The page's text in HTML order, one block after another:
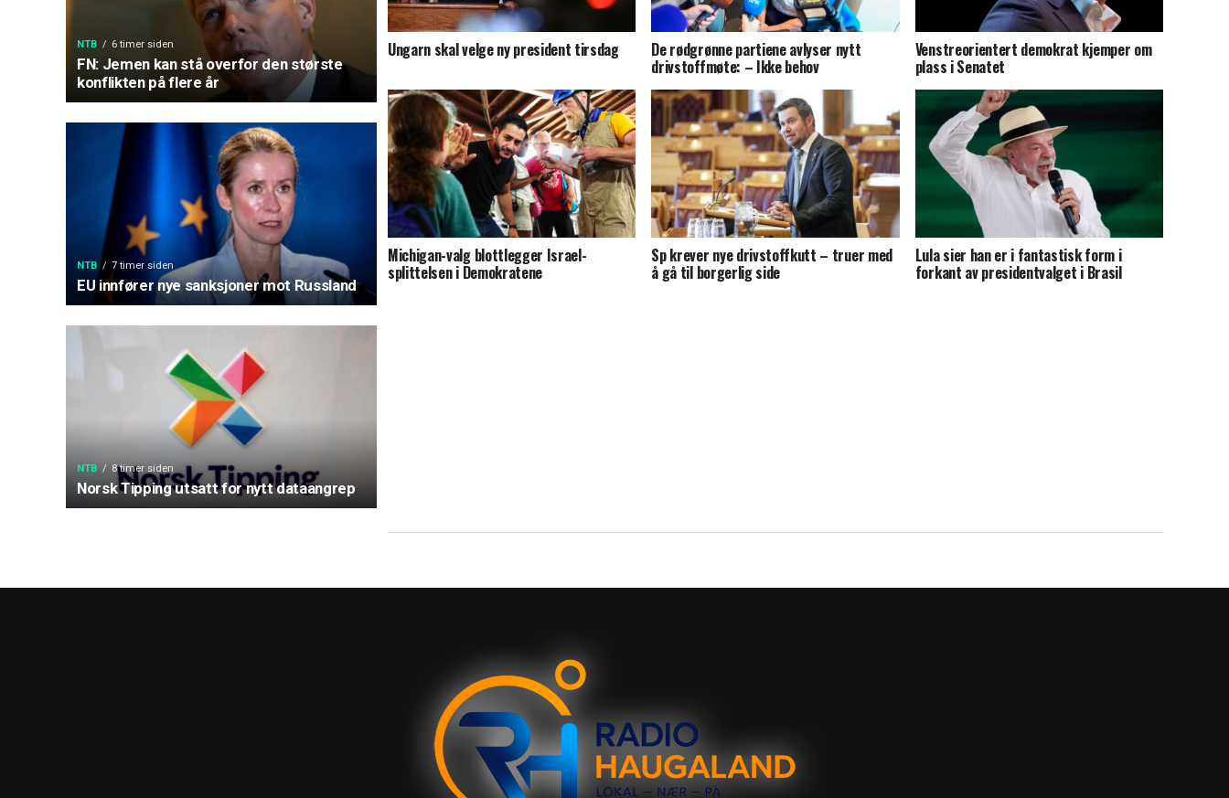
NTB 6 timer siden
FN: Jemen kan stå overfor den største
konflikten på flere år
NTB 7 timer siden
EU innfører nye sanksjoner mot Russland
NTB 8 timer siden
Norsk Tipping utsatt for nytt dataangrep
Ungarn skal velge ny president tirsdag De rødgrønne partiene avlyser nytt
drivstoffmøte: – Ikke behov
Venstreorientert demokrat kjemper om
plass i Senatet
Michigan-valg blottlegger Israel-
splittelsen i Demokratene
Sp krever nye drivstoffkutt – truer med
å gå til borgerlig side
Lula sier han er i fantastisk form i
forkant av presidentvalget i Brasil